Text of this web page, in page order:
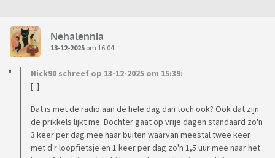
Nehalennia
13-12-2025 om 16:04
Nick90 schreef op 13-12-2025 om 15:39:
[..]
Dat is met de radio aan de hele dag dan toch ook? Ook dat zijn
de prikkels lijkt me. Dochter gaat op vrije dagen standaard zo'n
3 keer per dag mee naar buiten waarvan meestal twee keer
met d'r loopfietsje en 1 keer per dag zo'n 1,5 uur mee naar het